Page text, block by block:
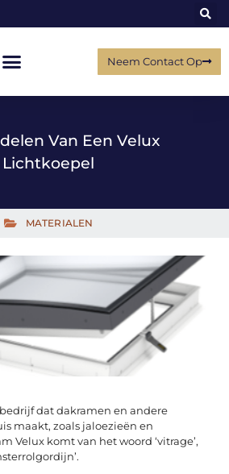
Neem Contact Op
Van Een Velux
Lichtkoepel
MATERIALEN
dat dakramen en andere
maakt, zoals jaloezieën en
Velux komt van het woord ‘vitrage’,